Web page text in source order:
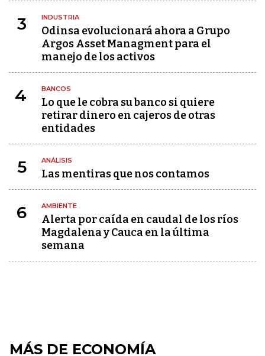
3 INDUSTRIA
Odinsa evolucionará ahora a Grupo
Argos Asset Managment para el
manejo de los activos
4 BANCOS
Lo que le cobra su banco si quiere
retirar dinero en cajeros de otras
entidades
5 ANÁLISIS
Las mentiras que nos contamos
6 AMBIENTE
Alerta por caída en caudal de los ríos
Magdalena y Cauca en la última
semana
MÁS DE ECONOMÍA